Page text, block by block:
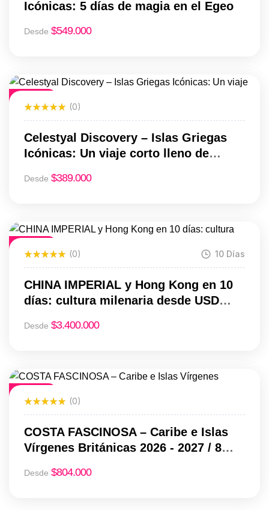
Icónicas: 5 días de magia en el Egeo
Desde $549.000
Destacado
(0)
Celestyal Discovery – Islas Griegas
Icónicas: Un viaje corto lleno de
Desde $389.000
Destacado
(0) 10 Días
CHINA IMPERIAL y Hong Kong en 10
días: cultura milenaria desde USD
Desde $3.400.000
Destacado
(0)
COSTA FASCINOSA – Caribe e Islas
Vírgenes Británicas 2026 - 2027 / 8
Desde $804.000